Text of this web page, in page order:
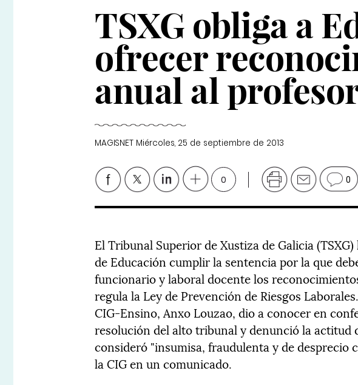
TSXG obliga a
ofrecer
anual al
MAGISNET Miércoles, 25 de septiembre de 2013
0 0
El Tribunal Superior de Xustiza de Galicia
de Educación cumplir la sentencia por la que
funcionario y laboral docente los
regula la Ley de Prevención de Riesgos
CIG-Ensino, Anxo Louzao, dio a conocer en
resolución del alto tribunal y denunció la actitud
consideró "insumisa, fraudulenta y de desprecio
la CIG en un comunicado.